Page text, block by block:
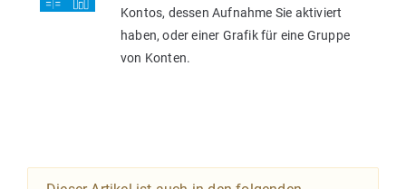
Kontos, dessen Aufnahme Sie aktiviert
haben, oder einer Grafik für eine Gruppe
von Konten.